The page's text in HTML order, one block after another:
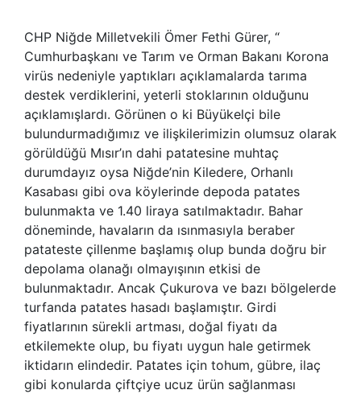
CHP Niğde Milletvekili Ömer Fethi Gürer, “
Cumhurbaşkanı ve Tarım ve Orman Bakanı Korona
virüs nedeniyle yaptıkları açıklamalarda tarıma
destek verdiklerini, yeterli stoklarının olduğunu
açıklamışlardı. Görünen o ki Büyükelçi bile
bulundurmadığımız ve ilişkilerimizin olumsuz olarak
görüldüğü Mısır’ın dahi patatesine muhtaç
durumdayız oysa Niğde’nin Kiledere, Orhanlı
Kasabası gibi ova köylerinde depoda patates
bulunmakta ve 1.40 liraya satılmaktadır. Bahar
döneminde, havaların da ısınmasıyla beraber
patateste çillenme başlamış olup bunda doğru bir
depolama olanağı olmayışının etkisi de
bulunmaktadır. Ancak Çukurova ve bazı bölgelerde
turfanda patates hasadı başlamıştır. Girdi
fiyatlarının sürekli artması, doğal fiyatı da
etkilemekte olup, bu fiyatı uygun hale getirmek
iktidarın elindedir. Patates için tohum, gübre, ilaç
gibi konularda çiftçiye ucuz ürün sağlanması